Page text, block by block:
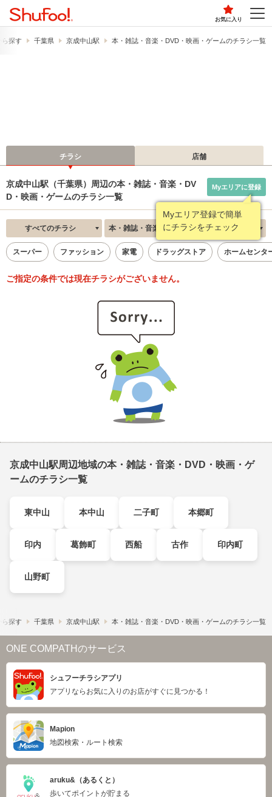
お気に入り
ら探す 千葉県 京成中山駅 本・雑誌・音楽・DVD・映画・ゲームのチラシ一覧
チラシ 店舗
京成中山駅（千葉県）周辺の本・雑誌・音楽・DV
D・映画・ゲームのチラシ一覧
Myエリア登録で簡単
にチラシをチェック
Myエリアに登録
すべてのチラシ 本・雑誌・音楽・DVD・映画・ゲーム 新着順
スーパー ファッション 家電 ドラッグストア ホームセンタ
ご指定の条件では現在チラシがございません。
京成中山駅周辺地域の本・雑誌・音楽・DVD・映画・ゲ
ームのチラシ一覧
東中山 本中山 二子町 本郷町
印内 葛飾町 西船 古作 印内町
山野町
ら探す 千葉県 京成中山駅 本・雑誌・音楽・DVD・映画・ゲームのチラシ一覧
ONE COMPATHのサービス
シュフーチラシアプリ
アプリならお気に入りのお店がすぐに見つかる！
Mapion
地図検索・ルート検索
aruku&（あるくと）
歩いてポイントが貯まる